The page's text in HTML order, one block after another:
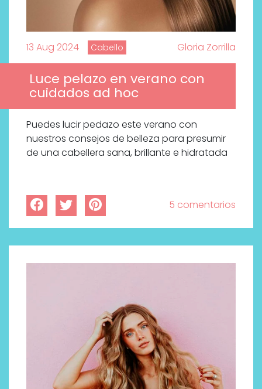
13 Aug 2024 Cabello Gloria Zorrilla
Luce pelazo en verano con
cuidados ad hoc
Puedes lucir pedazo este verano con
nuestros consejos de belleza para presumir
de una cabellera sana, brillante e hidratada
5 comentarios